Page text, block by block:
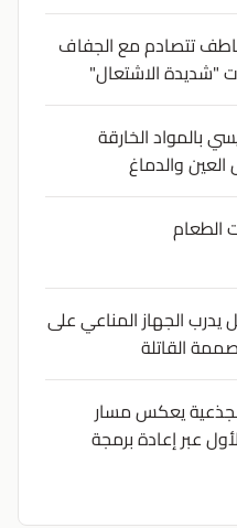
تتصادم مع الجفاف
"شديدة الاشتعال"
بالمواد الخارقة
والدماغ
الطعام
يدرب الجهاز المناعي على
القاتلة
الجذعية يعكس مسار
عبر إعادة برمجة